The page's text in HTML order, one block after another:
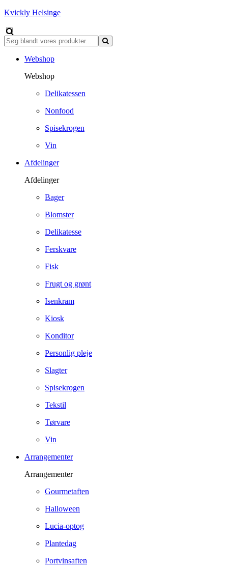
Kvickly Helsinge
Webshop
Webshop
Delikatessen
Nonfood
Spisekrogen
Vin
Afdelinger
Afdelinger
Bager
Blomster
Delikatesse
Ferskvare
Fisk
Frugt og grønt
Isenkram
Kiosk
Konditor
Personlig pleje
Slagter
Spisekrogen
Tekstil
Tørvare
Vin
Arrangementer
Arrangementer
Gourmetaften
Halloween
Lucia-optog
Plantedag
Portvinsaften